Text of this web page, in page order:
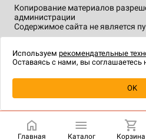
Уведомить о
Копирование материалов
администрации
Содержимое сайта не является
технологии.
Главная Каталог Корзина
Используем рекомендательные
Оставаясь с нами, вы соглашаетесь
OK